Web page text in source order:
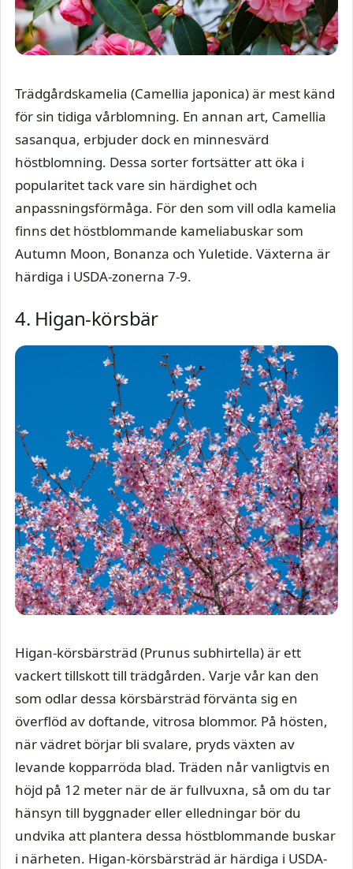
Trädgårdskamelia (Camellia japonica) är mest känd
för sin tidiga vårblomning. En annan art, Camellia
sasanqua, erbjuder dock en minnesvärd
höstblomning. Dessa sorter fortsätter att öka i
popularitet tack vare sin härdighet och
anpassningsförmåga. För den som vill odla kamelia
finns det höstblommande kameliabuskar som
Autumn Moon, Bonanza och Yuletide. Växterna är
härdiga i USDA-zonerna 7-9.
4. Higan-körsbär
Higan-körsbärsträd (Prunus subhirtella) är ett
vackert tillskott till trädgården. Varje vår kan den
som odlar dessa körsbärsträd förvänta sig en
överflöd av doftande, vitrosa blommor. På hösten,
när vädret börjar bli svalare, pryds växten av
levande kopparröda blad. Träden når vanligtvis en
höjd på 12 meter när de är fullvuxna, så om du tar
hänsyn till byggnader eller elledningar bör du
undvika att plantera dessa höstblommande buskar
i närheten. Higan-körsbärsträd är härdiga i USDA-